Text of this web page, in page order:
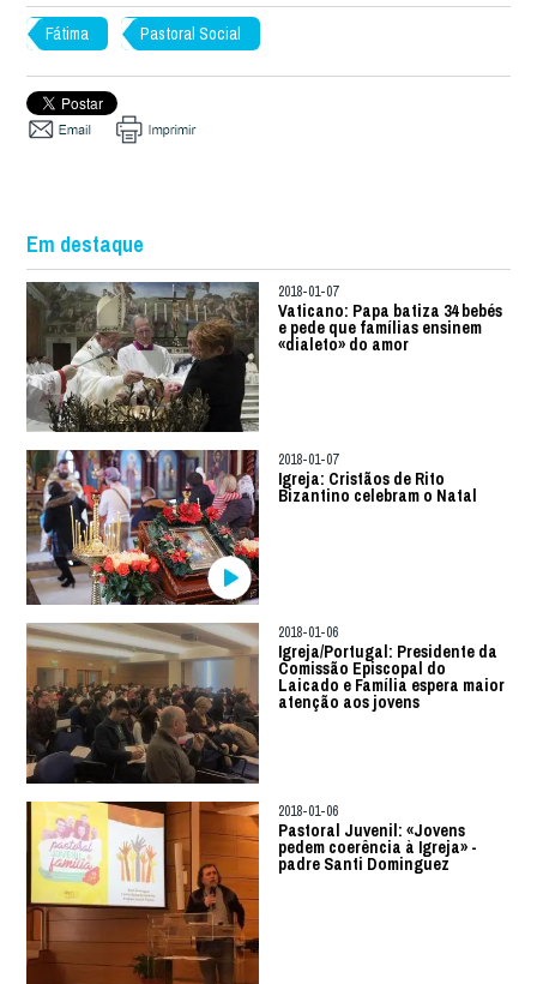
Fátima Pastoral Social
Em destaque
2018-01-07
Vaticano: Papa batiza 34 bebés
e pede que famílias ensinem
«dialeto» do amor
2018-01-07
Igreja: Cristãos de Rito
Bizantino celebram o Natal
2018-01-06
Igreja/Portugal: Presidente da
Comissão Episcopal do
Laicado e Família espera maior
atenção aos jovens
2018-01-06
Pastoral Juvenil: «Jovens
pedem coerência à Igreja» -
padre Santi Dominguez